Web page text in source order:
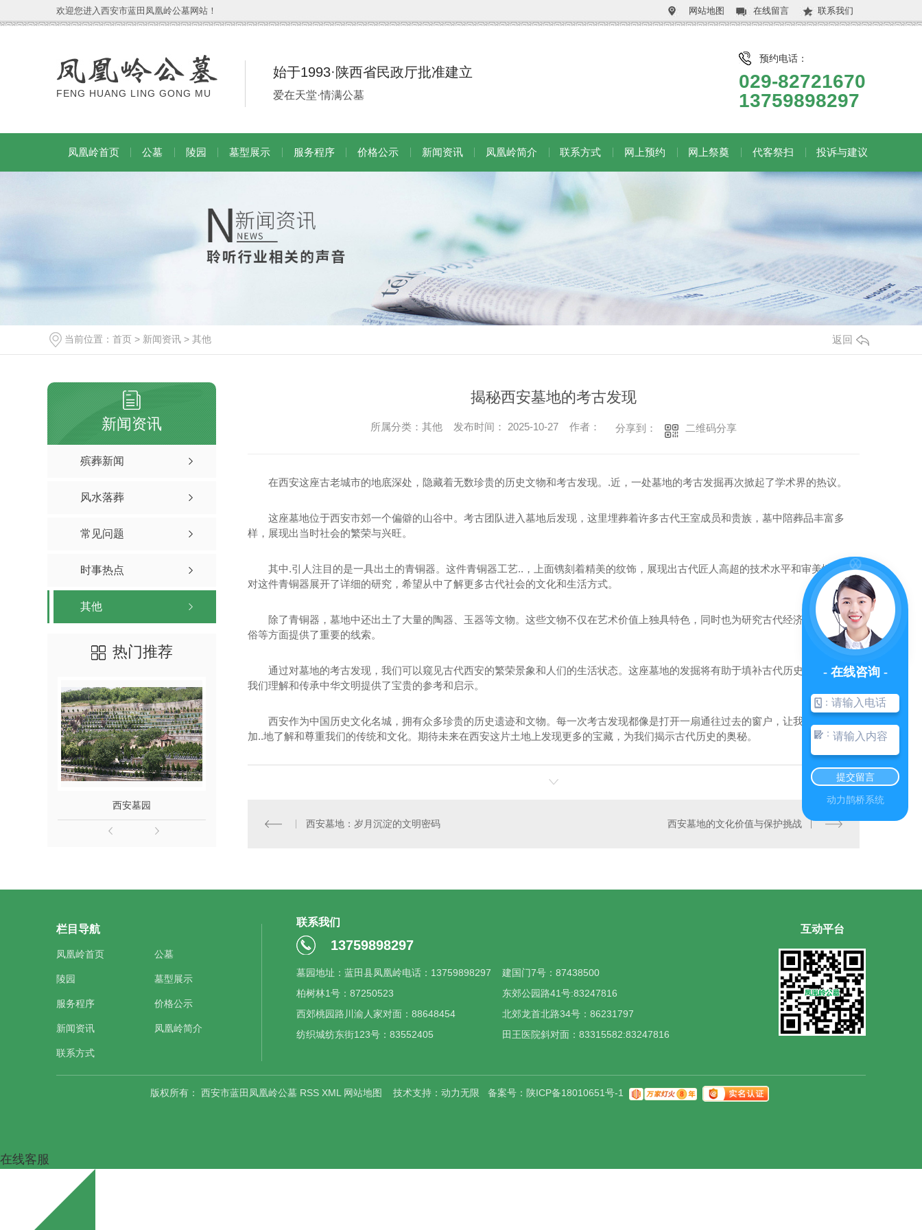
欢迎您进入西安市蓝田凤凰岭公墓网站！ 网站地图 在线留言 联系我们
FENG HUANG LING GONG MU
始于1993·陕西省民政厅批准建立
爱在天堂·情满公墓
预约电话：
029-82721670
13759898297
凤凰岭首页 公墓 陵园 墓型展示 服务程序 价格公示 新闻资讯 凤凰岭简介 联系方式 网上预约 网上祭奠 代客祭扫 投诉与建议
当前位置： 首页 > 新闻资讯 > 其他 返回
新闻资讯
殡葬新闻
风水落葬
常见问题
时事热点
其他
热门推荐
西安墓园
揭秘西安墓地的考古发现
所属分类：其他 发布时间： 2025-10-27 作者： 分享到： 二维码分享
在西安这座古老城市的地底深处，隐藏着无数珍贵的历史文物和考古发现。.近，一处墓地的考古发掘再次掀起了学术界的热议。
这座墓地位于西安市郊一个偏僻的山谷中。考古团队进入墓地后发现，这里埋葬着许多古代王室成员和贵族，墓中陪葬品丰富多
样，展现出当时社会的繁荣与兴旺。
其中.引人注目的是一具出土的青铜器。这件青铜器工艺..，上面镌刻着精美的纹饰，展现出古代匠人高超的技术水平和审美情趣。..
对这件青铜器展开了详细的研究，希望从中了解更多古代社会的文化和生活方式。
除了青铜器，墓地中还出土了大量的陶器、玉器等文物。这些文物不仅在艺术价值上独具特色，同时也为研究古代经济、宗教、礼
俗等方面提供了重要的线索。
通过对墓地的考古发现，我们可以窥见古代西安的繁荣景象和人们的生活状态。这座墓地的发掘将有助于填补古代历史的空白，为
我们理解和传承中华文明提供了宝贵的参考和启示。
西安作为中国历史文化名城，拥有众多珍贵的历史遗迹和文物。每一次考古发现都像是打开一扇通往过去的窗户，让我们能够更
加..地了解和尊重我们的传统和文化。期待未来在西安这片土地上发现更多的宝藏，为我们揭示古代历史的奥秘。
西安墓地：岁月沉淀的文明密码 西安墓地的文化价值与保护挑战
栏目导航
凤凰岭首页 公墓
陵园 墓型展示
服务程序 价格公示
新闻资讯 凤凰岭简介
联系方式
联系我们
13759898297
墓园地址：蓝田县凤凰岭电话：13759898297
建国门7号：87438500
柏树林1号：87250523
东郊公园路41号:83247816
西郊桃园路川渝人家对面：88648454
北郊龙首北路34号：86231797
纺织城纺东街123号：83552405
田王医院斜对面：83315582:83247816
互动平台
版权所有： 西安市蓝田凤凰岭公墓 RSS XML 网站地图 技术支持： 动力无限 备案号： 陕ICP备18010651号-1
在线客服
- 在线咨询 -
：
：
提交留言
动力鹊桥系统